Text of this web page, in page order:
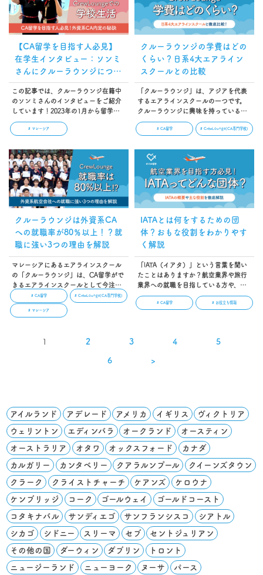
ます。…
【CA留学を目指す人必見】
在学生インタビュー：ソンミ
さんにクルーラウンジについ
て聞いてみました
この記事では、クルーラウンジ在籍中
のソンミさんのインタビューをご紹介
しています！2023年の1月から留学
し、7月にシンガポールベースの航空会
社へ就職内定が決まったソンミさんの
見の内容になっています。ぜひ参考に
してくださいね！…
# マレーシア
クルーラウンジの学費はどの
くらい？日系4大エアライン
スクールとの比較
「クルーラウンジ」は、アジアを代表
するエアラインスクールの一つです。
クルーラウンジに興味を持っている方
のなかには、「学費はどのくらいな
の？」と疑問に思っている方もいるこ
ジの学費はどのくらいかかるのか、日
系の4大エアラインスクールと比較をし
て解説しています。…
# CA留学 # CrewLounge(CA専門学校)
クルーラウンジは外資系CA
への就職率が80％以上！？就
職に強い3つの理由を解説
マレーシアにあるエアラインスクール
の「クルーラウンジ」は、CA留学がで
きるエアラインスクールとして今注目
を浴びています。クルーラウンジが提
供するCAプログラムは、学生の80%以
上が世界トップクラスの航空会社に就
を誇る理由について解説します。…
# CA留学 # CrewLounge(CA専門学校)
# マレーシア
IATAとは何をするための団
体？おもな役割をわかりやす
く解説
「IATA（イアタ）」という言葉を聞い
たことはありますか？航空業界や旅行
業界への就職を目指している方や、そ
れらの業界に就職したばかりの方はも
しかすると聞いたことがあるかもしれ
IATAの概要やおもな役割を解説しま
# CA留学 # お役立ち情報
1 2 3 4 5
6 >
アイルランド アデレード アメリカ イギリス ヴィクトリア
ウェリントン エディンバラ オークランド オースティン
オーストラリア オタワ オックスフォード カナダ
カルガリー カンタベリー クアラルンプール クイーンズタウン
クラーク クライストチャーチ ケアンズ ケロウナ
ケンブリッジ コーク ゴールウェイ ゴールドコースト
コタキナバル サンディエゴ サンフランシスコ シアトル
シカゴ シドニー スリーマ セブ セントジュリアン
その他の国 ダーウィン ダブリン トロント
ニュージーランド ニューヨーク ヌーサ パース